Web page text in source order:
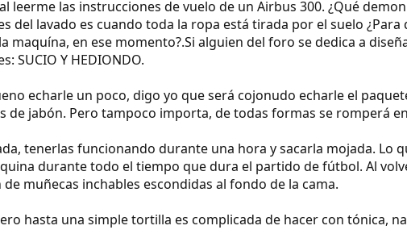
leerme las instrucciones de vuelo de un Airbus 300. ¿Qué
del lavado es cuando toda la ropa está tirada por el suelo
maquína, en ese momento?.Si alguien del foro se dedica a
SUCIO Y HEDIONDO.
echarle un poco, digo yo que será cojonudo echarle el
de jabón. Pero tampoco importa, de todas formas se romperá
tenerlas funcionando durante una hora y sacarla mojada. Lo
durante todo el tiempo que dura el partido de fútbol. Al
muñecas inchables escondidas al fondo de la cama.
hasta una simple tortilla es complicada de hacer con tónica,